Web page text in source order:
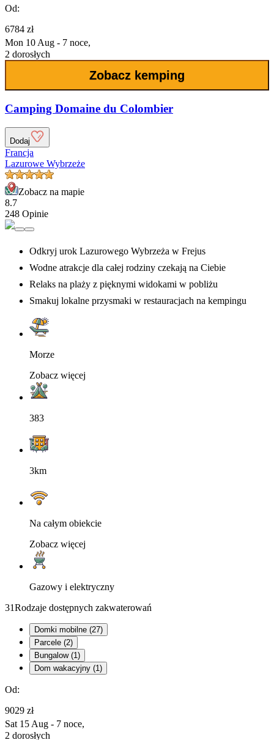
Od:
6784 zł
Mon 10 Aug - 7 noce,
2 dorosłych
Zobacz kemping
Camping Domaine du Colombier
Dodaj
Francja
Lazurowe Wybrzeże
Zobacz na mapie
8.7
248 Opinie
Odkryj urok Lazurowego Wybrzeża w Frejus
Wodne atrakcje dla całej rodziny czekają na Ciebie
Relaks na plaży z pięknymi widokami w pobliżu
Smakuj lokalne przysmaki w restauracjach na kempingu
Morze
Zobacz więcej
383
3km
Na całym obiekcie
Zobacz więcej
Gazowy i elektryczny
31Rodzaje dostępnych zakwaterowań
Domki mobilne (27)
Parcele (2)
Bungalow (1)
Dom wakacyjny (1)
Od:
9029 zł
Sat 15 Aug - 7 noce,
2 dorosłych